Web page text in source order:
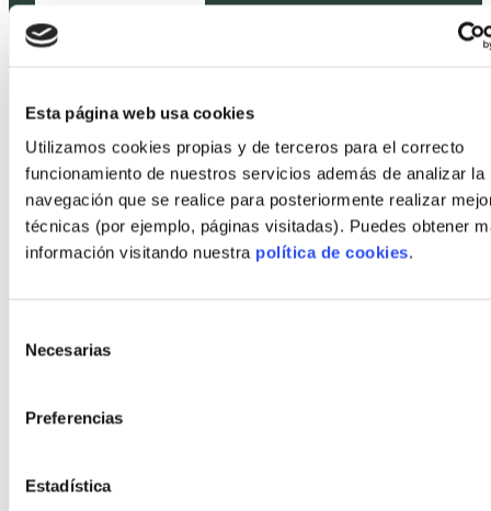
Esta página web usa cookies
Utilizamos cookies propias y de terceros para el correcto
funcionamiento de nuestros servicios además de analizar la
navegación que se realice para posteriormente realizar
técnicas (por ejemplo, páginas visitadas). Puedes obtener
información visitando nuestra política de cookies.
Necesarias
Preferencias
Estadística
Home
Housing
Land